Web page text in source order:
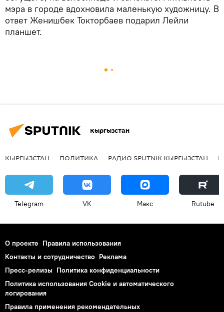
мэра в городе вдохновила маленькую художницу. В
ответ Женишбек Токторбаев подарил Лейли
планшет.
Кыргызстан
КЫРГЫЗСТАН ПОЛИТИКА РАДИО SPUTNIK КЫРГЫЗСТАН
Telegram VK Макс Rutube
О проекте Правила использования
Контакты и сотрудничество Реклама
Пресс-релизы Политика конфиденциальности
Политика использования Cookie и автоматического
логирования
Правила применения рекомендательных